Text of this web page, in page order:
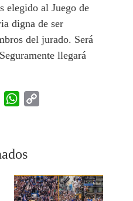
elegido al Juego de
digna de ser
del jurado. Será
llegará
Twitter WhatsApp